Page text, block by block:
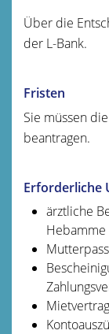
Über die
der L-Bank.
Fristen
Sie müssen
beantragen.
Erforderliche
ärztliche
Mutterpass
Mietvertrag